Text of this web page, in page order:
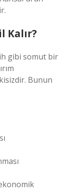
Kalır?
gibi somut bir
Bunun